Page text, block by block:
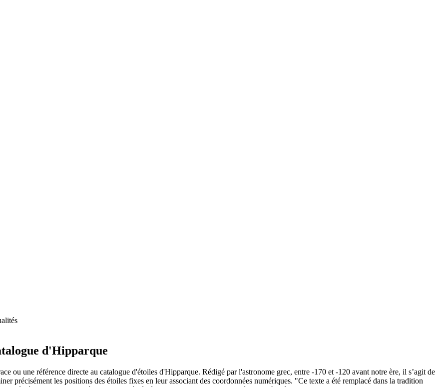
d'Hipparque
ou une référence directe au catalogue d'étoiles d'Hipparque. Rédigé par l'astronome grec, entre -170 et -120 avant notre ère, il s’agit de
précisément les positions des étoiles fixes en leur associant des coordonnées numériques. "Ce texte a été remplacé dans la tradition